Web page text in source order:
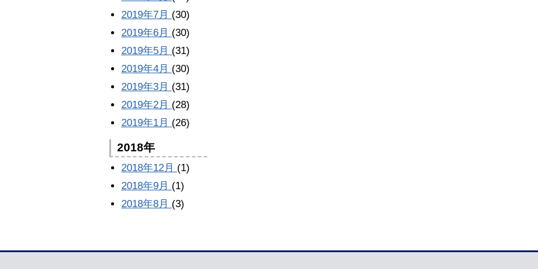
2019年7月 (30)
2019年6月 (30)
2019年5月 (31)
2019年4月 (30)
2019年3月 (31)
2019年2月 (28)
2019年1月 (26)
2018年
2018年12月 (1)
2018年9月 (1)
2018年8月 (3)